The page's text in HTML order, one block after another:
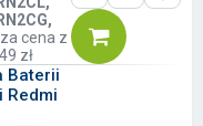
cena z
zł
Baterii
Redmi